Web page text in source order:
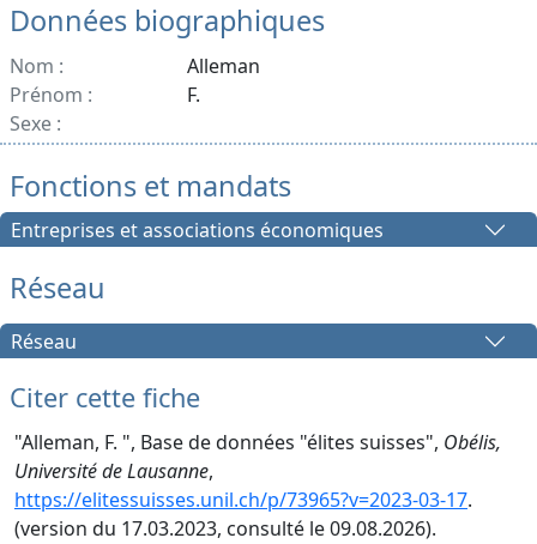
Données biographiques
Nom :
Alleman
Prénom :
F.
Sexe :
Fonctions et mandats
Entreprises et associations économiques
Réseau
Réseau
Citer cette fiche
"Alleman, F. ", Base de données "élites suisses", Obélis,
Université de Lausanne,
https://elitessuisses.unil.ch/p/73965?v=2023-03-17.
(version du 17.03.2023, consulté le 09.08.2026).